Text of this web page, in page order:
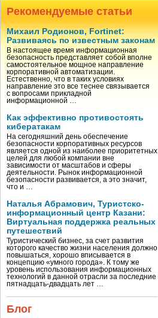
Рекомендуемые статьи
Михаил Родионов, Fortinet:
Развиваясь по известным законам
В настоящее время информационная
безопасность представляет собой вполне
самостоятельное мощное направление
корпоративной автоматизации.
Естественно, что в таких условиях
направление это все теснее связывается
с вопросами прикладной
информационной …
Как эффективно противостоять
кибератакам
На сегодняшний день обеспечение
безопасности корпоративных ресурсов
является одной из наиболее приоритетных
целей для любой компании вне
зависимости от масштабов и сферы
деятельности. Рынок информационной
безопасности развивается, а это значит,
что и …
Наталья Абрамович, Туристско-
информационный центр Казани:
Виртуальная поддержка реальных
путешествий
Туристический бизнес, за счет развития
которого качество жизни населения должно
повышаться, хорошо вписывается в
концепцию «умного города». К тому же
уровень использования информационных
технологий в данной отрасли за последние
пятнадцать-двадцать лет …
Блог